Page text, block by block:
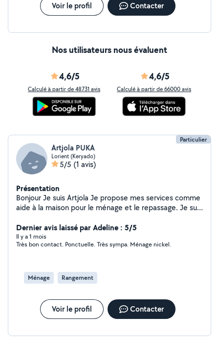
Voir le profil Contacter
Nos utilisateurs nous évaluent
4,6/5
Calculé à partir de 48731 avis
4,6/5
Calculé à partir de 66000 avis
Particulier
Artjola PUKA
Lorient (Keryado)
5/5 (1 avis)
Présentation
Bonjour Je suis Artjola Je propose mes services comme
aide à la maison pour le ménage et le repassage. Je suis
proposés : Nettoyage de la maison / appartement
Repassage Rangement Aide aux tâches ménagères
quotidiennes Sérieuse et ponctuelle Expérience dans le
Dernier avis laissé par Adeline : 5/5
Il y a 1 mois
Très bon contact. Ponctuelle. Très sympa. Ménage nickel.
Ménage Rangement
Voir le profil Contacter